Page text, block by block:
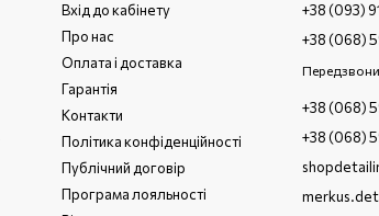
Вхід до кабінету
Про нас
Оплата і доставка
Гарантія
Контакти
Політика конфіденційності
Публічний договір
Програма лояльності
+38 (093)
+38 (068)
+38 (068)
+38 (068)